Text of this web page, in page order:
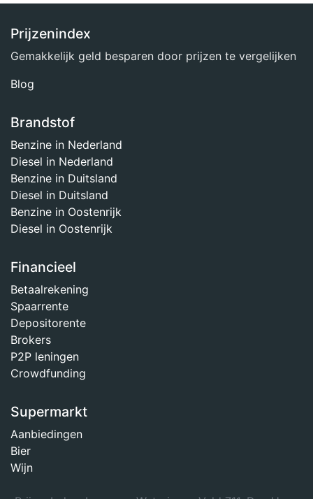
Prijzenindex
Gemakkelijk geld besparen door prijzen te vergelijken
Blog
Brandstof
Benzine in Nederland
Diesel in Nederland
Benzine in Duitsland
Diesel in Duitsland
Benzine in Oostenrijk
Diesel in Oostenrijk
Financieel
Betaalrekening
Spaarrente
Depositorente
Brokers
P2P leningen
Crowdfunding
Supermarkt
Aanbiedingen
Bier
Wijn